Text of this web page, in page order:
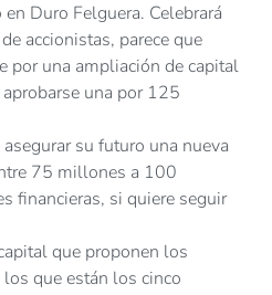
Duro Felguera. Celebrará
accionistas, parece que
por una ampliación de capital
una por 125
su futuro una nueva
75 millones a 100
financieras, si quiere seguir
que proponen los
los que están los cinco